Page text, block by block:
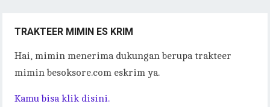
TRAKTEER MIMIN ES KRIM
Hai, mimin menerima dukungan berupa trakteer
mimin besoksore.com eskrim ya.
Kamu bisa klik disini.